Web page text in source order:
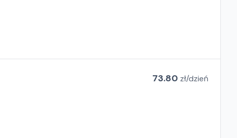
73.80 zł/dzień